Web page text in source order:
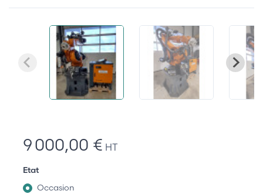
9 000,00 € HT
Etat
Occasion